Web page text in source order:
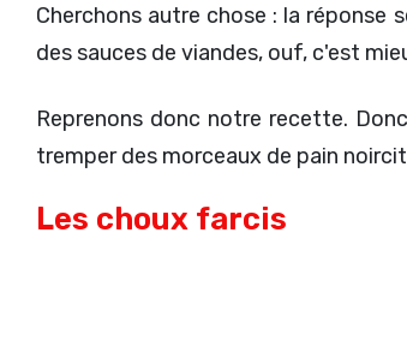
Cherchons autre chose : la réponse
des sauces de viandes, ouf, c'est
Reprenons donc notre recette.
tremper des morceaux de pain
Les choux farcis